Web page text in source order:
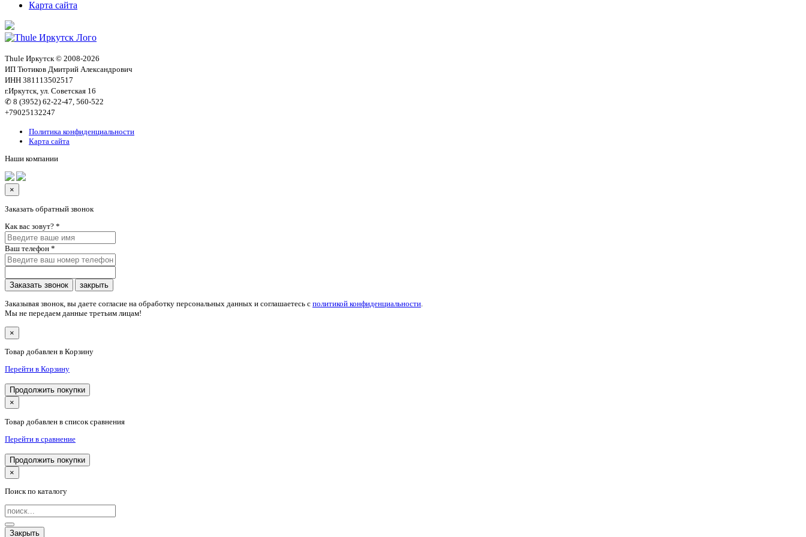
Карта сайта
Thule Иркутск © 2008-2026
ИП Тютиков Дмитрий Александрович
ИНН 381113502517
г.Иркутск, ул. Советская 16
✆ 8 (3952) 62-22-47, 560-522
+79025132247
Политика конфиденциальности
Карта сайта
Наши компании
×
Заказать обратный звонок
Как вас зовут? *
Ваш телефон *
Заказать звонок закрыть
Заказывая звонок, вы даете согласие на обработку персональных данных и соглашаетесь c политикой конфиденциальности.
Мы не передаем данные третьим лицам!
×
Товар добавлен в Корзину
Перейти в Корзину
Продолжить покупки
×
Товар добавлен в список сравнения
Перейти в сравнение
Продолжить покупки
×
Поиск по каталогу
Закрыть